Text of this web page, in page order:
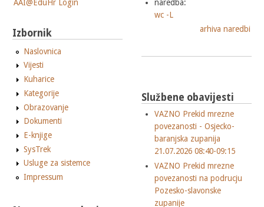
AAI@EduHr Login
Izbornik
Naslovnica
Vijesti
Kuharice
Kategorije
Obrazovanje
Dokumenti
E-knjige
SysTrek
Usluge za sistemce
Impressum
naredba:
wc -L
arhiva naredbi
Službene obavijesti
VAZNO Prekid mrezne
povezanosti - Osjecko-
baranjska zupanija
21.07.2026 08:40-09:15
VAZNO Prekid mrezne
povezanosti na podrucju
Pozesko-slavonske
zupanije